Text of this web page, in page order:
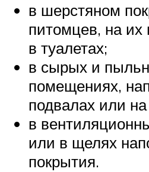
в шерстяном
питомцев, на их
в туалетах;
в сырых и
помещениях,
подвалах или
в
или в щелях
покрытия.